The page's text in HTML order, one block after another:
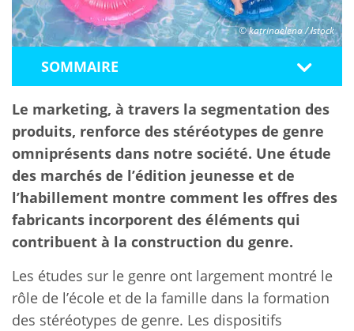
© katrinaelena / Istock
SOMMAIRE
Le marketing, à travers la segmentation des
produits, renforce des stéréotypes de genre
omniprésents dans notre société. Une étude
des marchés de l’édition jeunesse et de
l’habillement montre comment les offres des
fabricants incorporent des éléments qui
contribuent à la construction du genre.
Les études sur le genre ont largement montré le
rôle de l’école et de la famille dans la formation
des stéréotypes de genre. Les dispositifs